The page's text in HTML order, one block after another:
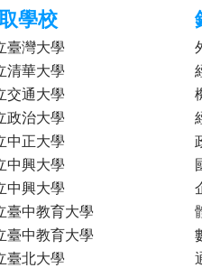
學校
臺灣大學
清華大學
交通大學
政治大學
中正大學
中興大學
中興大學
臺中教育大學
臺中教育大學
臺北大學